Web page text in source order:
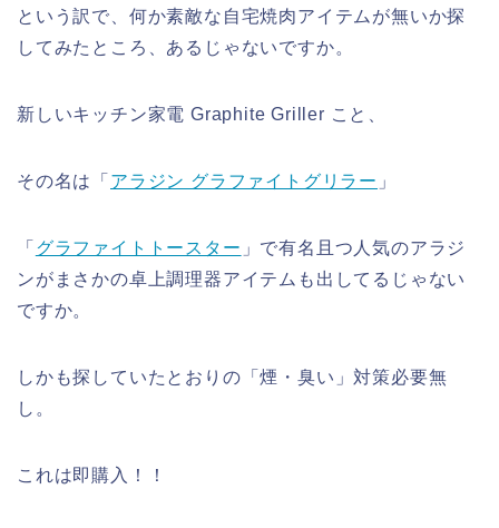
という訳で、何か素敵な自宅焼肉アイテムが無いか探
してみたところ、あるじゃないですか。
新しいキッチン家電 Graphite Griller こと、
その名は「 アラジン グラファイトグリラー 」
「 グラファイトトースター 」で有名且つ人気のアラジ
ンがまさかの卓上調理器アイテムも出してるじゃない
ですか。
しかも探していたとおりの「煙・臭い」対策必要無
し。
これは即購入！！